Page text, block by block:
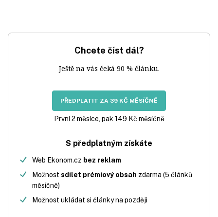
Chcete číst dál?
Ještě na vás čeká 90 % článku.
PŘEDPLATIT ZA 39 KČ MĚSÍČNĚ
První 2 měsíce, pak 149 Kč měsíčně
S předplatným získáte
Web Ekonom.cz bez reklam
Možnost sdílet prémiový obsah zdarma (5 článků
měsíčně)
Možnost ukládat si články na později